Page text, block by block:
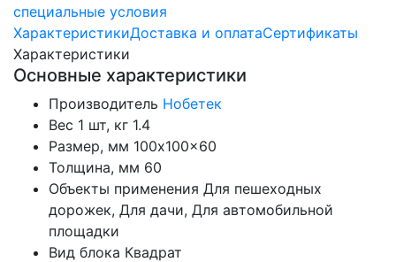
специальные условия
ХарактеристикиДоставка и оплатаСертификаты
Характеристики
Основные характеристики
Производитель Нобетек
Вес 1 шт, кг 1.4
Размер, мм 100x100x60
Толщина, мм 60
Объекты применения Для пешеходных
дорожек, Для дачи, Для автомобильной
площадки
Вид блока Квадрат